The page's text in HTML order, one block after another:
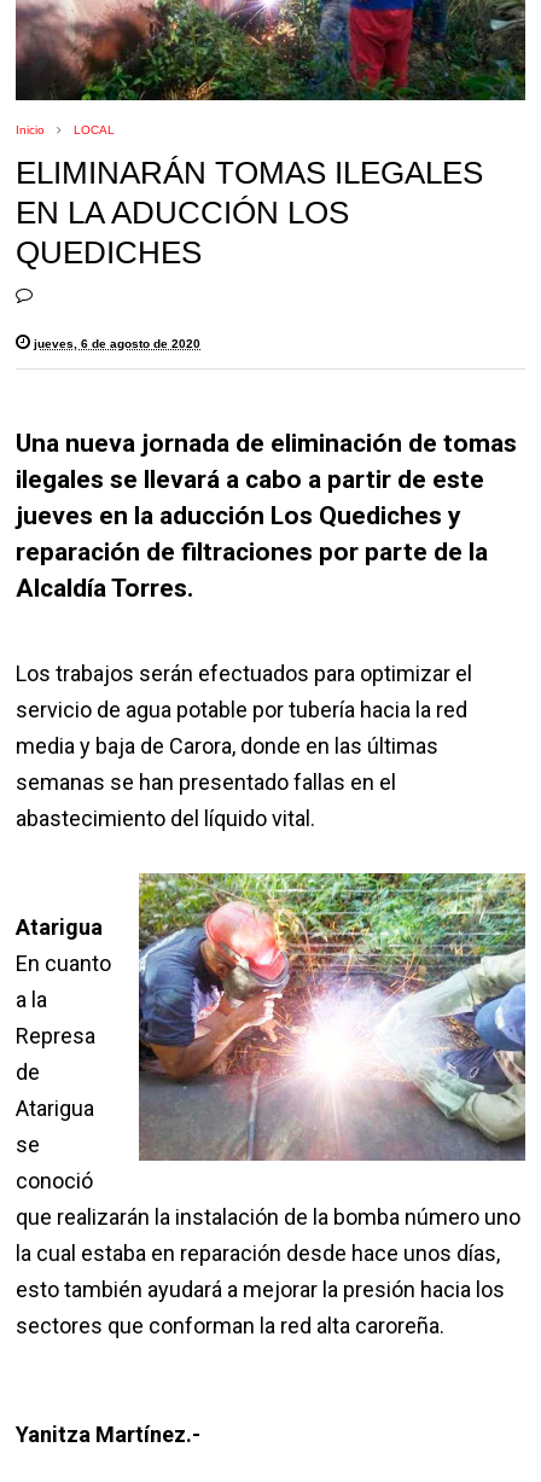
Inicio LOCAL
ELIMINARÁN TOMAS ILEGALES
EN LA ADUCCIÓN LOS
QUEDICHES
jueves, 6 de agosto de 2020
Una nueva jornada de eliminación de tomas
ilegales se llevará a cabo a partir de este
jueves en la aducción Los Quediches y
reparación de filtraciones por parte de la
Alcaldía Torres.
Los trabajos serán efectuados para optimizar el
servicio de agua potable por tubería hacia la red
media y baja de Carora, donde en las últimas
semanas se han presentado fallas en el
abastecimiento del líquido vital.
Atarigua
En cuanto
a la
Represa
de
Atarigua
se
conoció
que realizarán la instalación de la bomba número uno
la cual estaba en reparación desde hace unos días,
esto también ayudará a mejorar la presión hacia los
sectores que conforman la red alta caroreña.
Yanitza Martínez.-